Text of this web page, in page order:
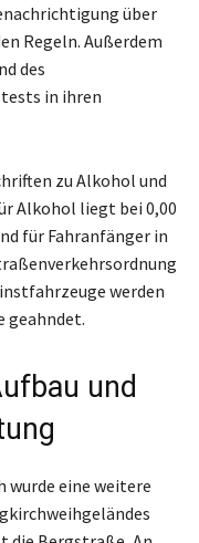
über
Regeln. Außerdem
des
in ihren
zu Alkohol und
Alkohol liegt bei 0,00
für Fahranfänger in
werden
geahndet.
und
wurde eine weitere